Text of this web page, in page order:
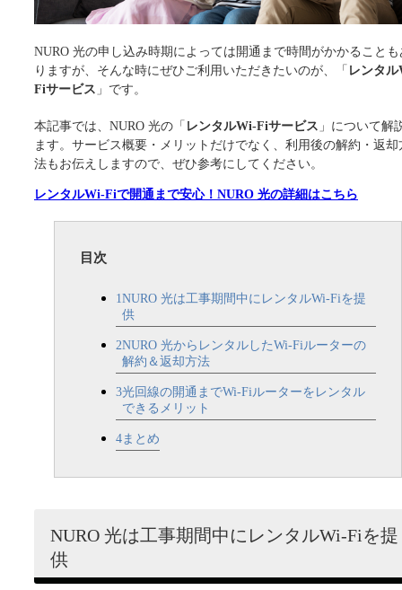
NURO 光の申し込み時期によっては開通まで時間がかかることも
りますが、そんな時にぜひご利用いただきたいのが、「 レンタ
Fiサービス 」です。
本記事では、NURO 光の「 レンタルWi-Fiサービス 」について解
ます。サービス概要・メリットだけでなく、利用後の解約・返却
法もお伝えしますので、ぜひ参考にしてください。
レンタルWi-Fiで開通まで安心！NURO 光の詳細はこちら
目次
1NURO 光は工事期間中にレンタルWi‑Fiを提
供
2NURO 光からレンタルしたWi‑Fiルーターの
解約＆返却方法
3光回線の開通までWi‑Fiルーターをレンタル
できるメリット
4まとめ
NURO 光は工事期間中にレンタルWi‑Fiを提
供